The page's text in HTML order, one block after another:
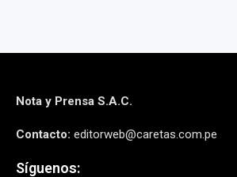
Nota y Prensa S.A.C.
Contacto: editorweb@caretas.com.pe
Síguenos: